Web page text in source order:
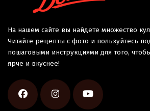
На нашем сайте вы найдете множество
Читайте рецепты с фото и пользуйтесь
пошаговыми инструкциями для того,
ярче и вкуснее!